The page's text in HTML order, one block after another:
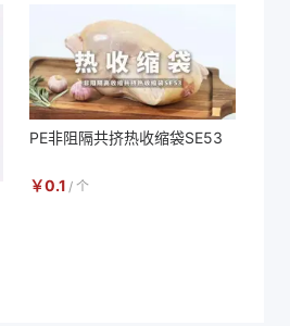
PE非阻隔共挤热收缩袋SE53
￥0.1 / 个